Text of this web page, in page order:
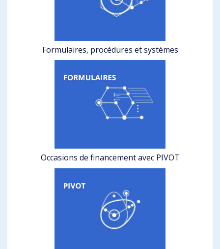
Formulaires, procédures et systèmes
Occasions de financement avec PIVOT